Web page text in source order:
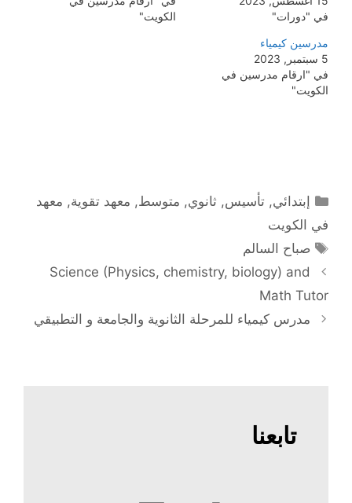
في "دورات"
الكويت"
مدرسين كيمياء
5 سبتمبر, 2023
في "ارقام مدرسين في
الكويت"
التصنيفات
إبتدائي,تأسيس,ثانوي, متوسط, معهد تقوية, معهد
في الكويت
الوسوم
صباح السالم
Science (Physics, chemistry, biology) and
Math Tutor
مدرس كيمياء للمرحلة الثانوية والجامعة و التطبيقي
تابعنا